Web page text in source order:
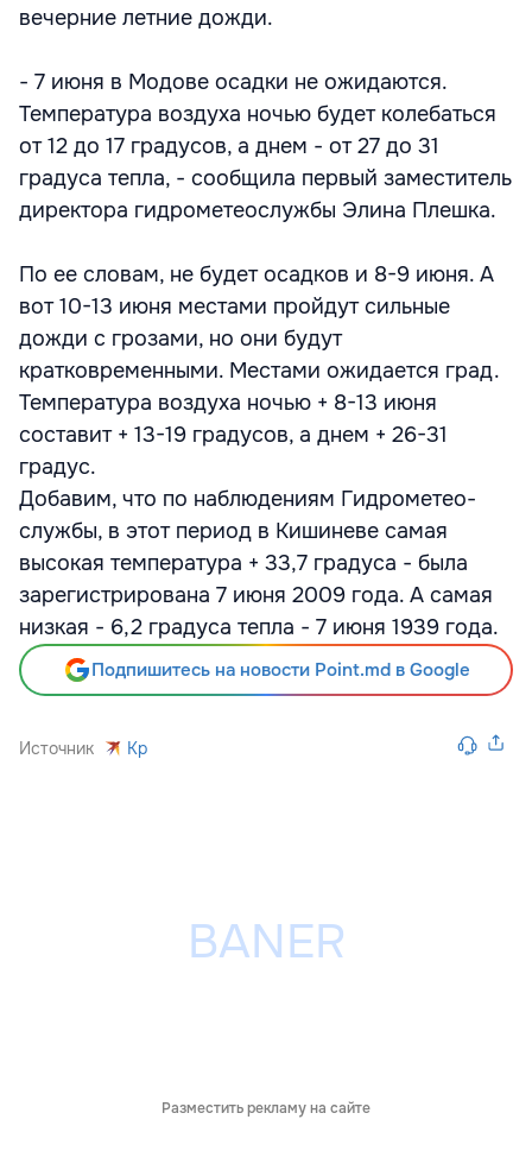
вечерние летние дожди.
- 7 июня в Модове осадки не ожидаются.
Температура воздуха ночью будет колебаться
от 12 до 17 градусов, а днем - от 27 до 31
градуса тепла, - сообщила первый заместитель
директора гидрометеослужбы Элина Плешка.
По ее словам, не будет осадков и 8-9 июня. А
вот 10-13 июня местами пройдут сильные
дожди с грозами, но они будут
кратковременными. Местами ожидается град.
Температура воздуха ночью + 8-13 июня
составит + 13-19 градусов, а днем + 26-31
градус.
Добавим, что по наблюдениям Гидрометео-
службы, в этот период в Кишиневе самая
высокая температура + 33,7 градуса - была
зарегистрирована 7 июня 2009 года. А самая
низкая - 6,2 градуса тепла - 7 июня 1939 года.
Подпишитесь на новости Point.md в Google
Источник Kp
Разместить рекламу на сайте